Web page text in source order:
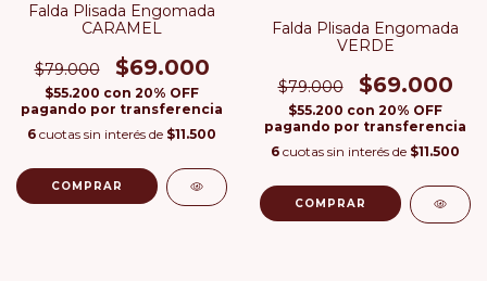
Falda Plisada Engomada
CARAMEL
$79.000 $69.000
$55.200 con 20% OFF
pagando por transferencia
6 cuotas sin interés de $11.500
COMPRAR
Falda Plisada Engomada
VERDE
$79.000 $69.000
$55.200 con 20% OFF
pagando por transferencia
6 cuotas sin interés de $11.500
COMPRAR